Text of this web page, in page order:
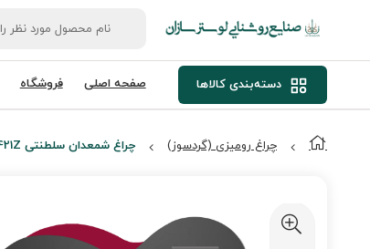
دسته‌بندی کالاها صفحه اصلی فروشگاه
چراغ رومیزی (گردسوز) چراغ شمعدان سلطنتی SH1421Z لوسترسازان